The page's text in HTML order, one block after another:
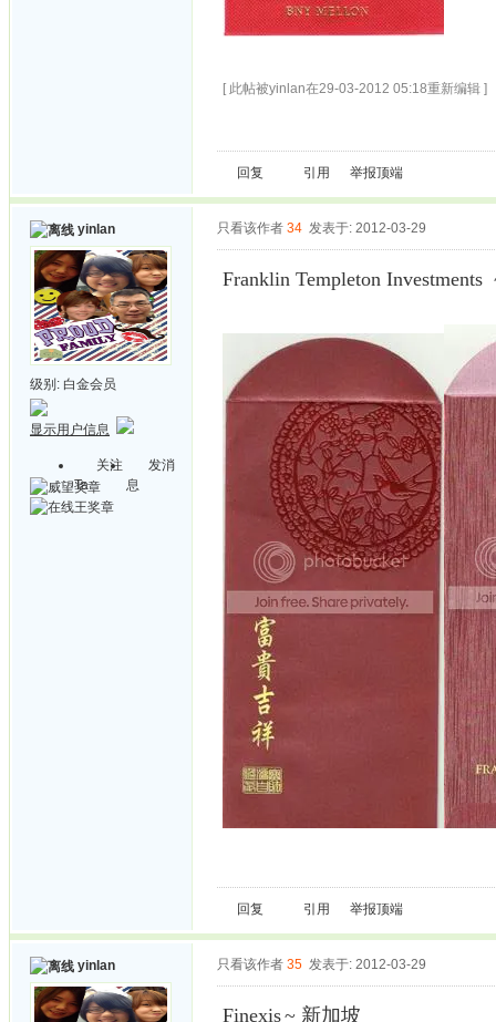
[ 此帖被yinlan在29-03-2012 05:18重新编辑 ]
回复 引用 举报顶端
yinlan
级别: 白金会员
显示用户信息
关注
Ta
发消
息
只看该作者 34 发表于: 2012-03-29
Franklin Templeton Investments
回复 引用 举报顶端
yinlan 只看该作者 35 发表于: 2012-03-29
Finexis~ 新加坡